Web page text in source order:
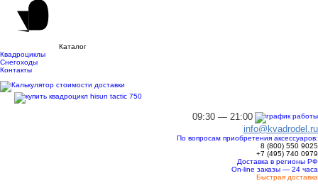
Каталог
Квадроциклы
Снегоходы
Контакты
09:30 — 21:00
info@kvadrodel.ru
По вопросам приобретения аксессуаров:
8 (800) 550 9025
+7 (495) 740 0979
Доставка в регионы РФ
On-line заказы — 24 часа
Быстрая доставка